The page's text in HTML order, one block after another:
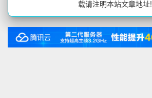
载请注明本站文章地址!